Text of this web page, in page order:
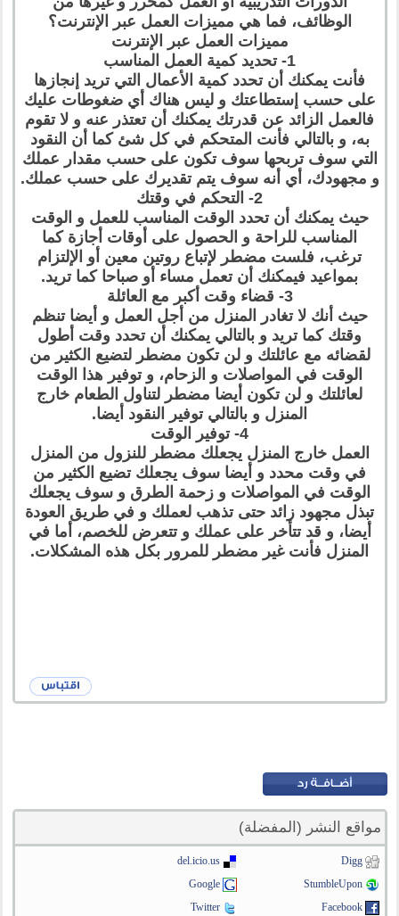
الوظائف، فما هي مميزات العمل عبر الإنترنت؟
مميزات العمل عبر الإنترنت
1- تحديد كمية العمل المناسب
فأنت يمكنك أن تحدد كمية الأعمال التي تريد إنجازها
على حسب إستطاعتك و ليس هناك أي ضغوطات عليك
فالعمل الزائد عن قدرتك يمكنك أن تعتذر عنه و لا تقوم
به، و بالتالي فأنت المتحكم في كل شئ كما أن النقود
التي سوف تربحها سوف تكون على حسب مقدار عملك
و مجهودك، أي أنه سوف يتم تقديرك على حسب عملك.
2- التحكم في وقتك
حيث يمكنك أن تحدد الوقت المناسب للعمل و الوقت
المناسب للراحة و الحصول على أوقات أجازة كما
ترغب، فلست مضطر لإتباع روتين معين أو الإلتزام
بمواعيد فيمكنك أن تعمل مساء أو صباحا كما تريد.
3- قضاء وقت أكبر مع العائلة
حيث أنك لا تغادر المنزل من أجل العمل و أيضا تنظم
وقتك كما تريد و بالتالي يمكنك أن تحدد وقت أطول
لقضائه مع عائلتك و لن تكون مضطر لتضيع الكثير من
الوقت في المواصلات و الزحام، و توفير هذا الوقت
لعائلتك و لن تكون أيضا مضطر لتناول الطعام خارج
المنزل و بالتالي توفير النقود أيضا.
4- توفير الوقت
العمل خارج المنزل يجعلك مضطر للنزول من المنزل
في وقت محدد و أيضا سوف يجعلك تضيع الكثير من
الوقت في المواصلات و زحمة الطرق و سوف يجعلك
تبذل مجهود زائد حتى تذهب لعملك و في طريق العودة
أيضا، و قد تتأخر على عملك و تتعرض للخصم، أما في
المنزل فأنت غير مضطر للمرور بكل هذه المشكلات.
مواقع النشر (المفضلة)
Digg
del.icio.us
StumbleUpon
Google
Facebook
Twitter